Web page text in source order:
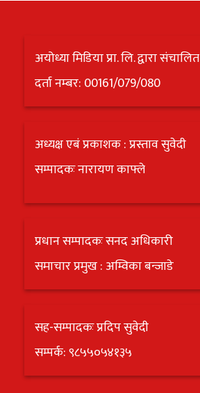
अयोध्या मिडिया प्रा. लि. द्वारा संचालित
दर्ता नम्बर: 00161/079/080
अध्यक्ष एबं प्रकाशक : प्रस्ताव सुवेदी
सम्पादकः नारायण काफ्ले
प्रधान सम्पादकः सनद अधिकारी
समाचार प्रमुख : अम्विका बन्जाडे
सह-सम्पादकः प्रदिप सुवेदी
सम्पर्क: ९८५५०५४१३५